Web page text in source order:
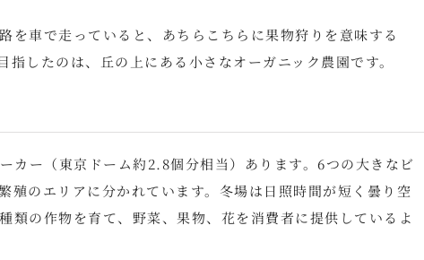
を車で走っていると、あちらこちらに果物狩りを意味する
たのは、丘の上にある小さなオーガニック農園です。
カー（東京ドーム約2.8個分相当）あります。6つの大きなビ
殖のエリアに分かれています。冬場は日照時間が短く曇り空
類の作物を育て、野菜、果物、花を消費者に提供しているよ